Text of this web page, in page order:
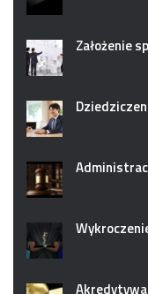
Założenie